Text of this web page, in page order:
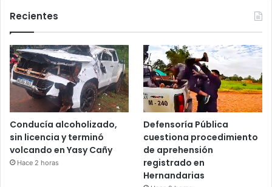
Recientes
Conducía alcoholizado,
sin licencia y terminó
volcando en Yasy Cañy
Hace 2 horas
Defensoría Pública
cuestiona procedimiento
de aprehensión
registrado en
Hernandarias